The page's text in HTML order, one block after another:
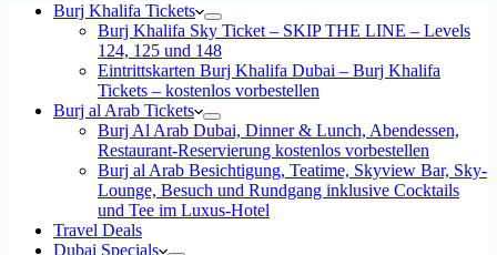
Burj Khalifa Tickets
Burj Khalifa Sky Ticket – SKIP THE LINE – Levels
124, 125 und 148
Eintrittskarten Burj Khalifa Dubai – Burj Khalifa
Tickets – kostenlos vorbestellen
Burj al Arab Tickets
Burj Al Arab Dubai, Dinner & Lunch, Abendessen,
Restaurant-Reservierung kostenlos vorbestellen
Burj al Arab Besichtigung, Teatime, Skyview Bar, Sky-
Lounge, Besuch und Rundgang inklusive Cocktails
und Tee im Luxus-Hotel
Travel Deals
Dubai Specials